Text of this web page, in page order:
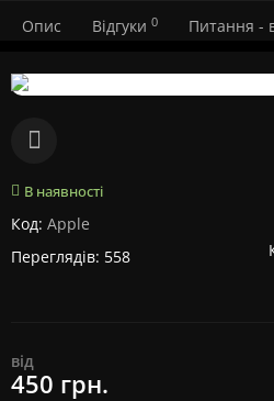
Опис Відгуки 0 Питання -
В наявності
Код: Apple
Переглядів: 558
від
450 грн.